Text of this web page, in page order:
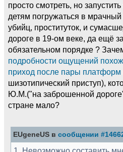
просто смотреть, но
детям погружаться в
убийц, проституток, и
дороге в 19-ом веке, да ещё
обязательном порядке ?
подробности ощущений
приход после пары платформ
шизотипический приступ),
Ю.М.("на заброшенной
стране мало?
EUgeneUS в сообщении